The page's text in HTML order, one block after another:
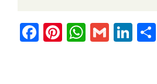
F
Pi
W
G
Li